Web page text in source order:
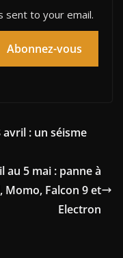
sent to your email.
Abonnez-vous
: un séisme
au 5 mai : panne à
Momo, Falcon 9 et
Electron